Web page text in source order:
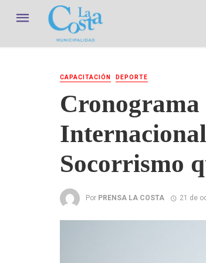
CAPACITACIÓN DEPORTE
Cronograma
Socorrismo
Por PRENSA LA COSTA 21 de